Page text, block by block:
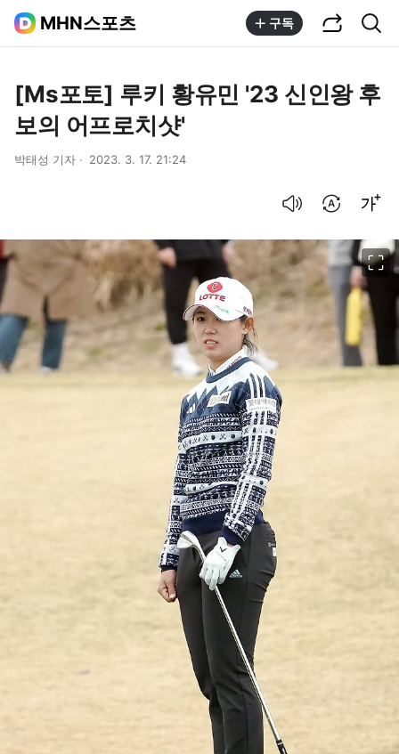
MHN스포츠 구독
[Ms포토] 루키 황유민 '23 신인왕 후
보의 어프로치샷'
박태성 기자 2023. 3. 17. 21:24